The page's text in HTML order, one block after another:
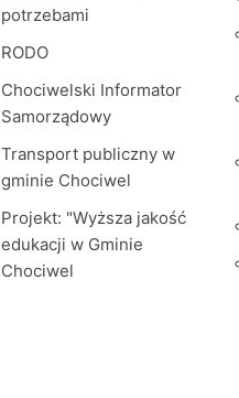
potrzebami
RODO
Chociwelski Informator
Samorządowy
Transport publiczny w
gminie Chociwel
Projekt: "Wyższa jakość
edukacji w Gminie
Chociwel